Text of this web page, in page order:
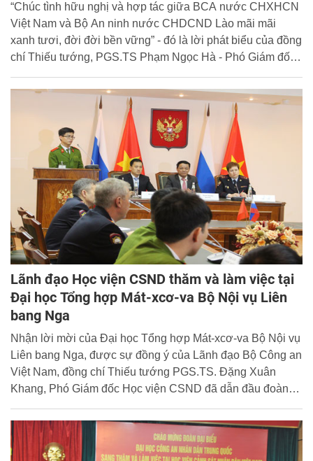
“Chúc tình hữu nghị và hợp tác giữa BCA nước CHXHCN
Việt Nam và Bộ An ninh nước CHDCND Lào mãi mãi
xanh tươi, đời đời bền vững” - đó là lời phát biểu của đồng
chí Thiếu tướng, PGS.TS Phạm Ngọc Hà - Phó Giám đốc
Học viện CSND trong Lễ Bế giảng Lớp Bồi dưỡng Nghiệp
vụ Cảnh sát điều tra cho cán bộ Bộ An ninh CHDCND Lào
diễn ra ngày 27/11/2015 tại Học viện CSND.
Lãnh đạo Học viện CSND thăm và làm việc tại
Đại học Tổng hợp Mát-xcơ-va Bộ Nội vụ Liên
bang Nga
Nhận lời mời của Đại học Tổng hợp Mát-xcơ-va Bộ Nội vụ
Liên bang Nga, được sự đồng ý của Lãnh đạo Bộ Công an
Việt Nam, đồng chí Thiếu tướng PGS.TS. Đặng Xuân
Khang, Phó Giám đốc Học viện CSND đã dẫn đầu đoàn
xcơ-va Bộ Nội vụ Liên bang Nga từ ngày 16/11 đến
19/11/2015. Trong thời gian công tác tại Liên bang Nga,
Đoàn công tác của Học viện CSND đã có nhiều hoạt động